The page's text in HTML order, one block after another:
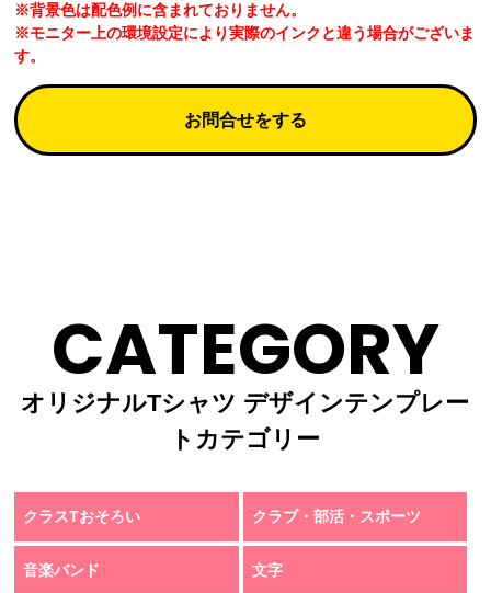
※背景色は配色例に含まれておりません。
※モニター上の環境設定により実際のインクと違う場合がございま
す。
お問合せをする
CATEGORY
オリジナルTシャツ デザインテンプレー
トカテゴリー
クラスTおそろい クラブ・部活・スポーツ
音楽バンド 文字